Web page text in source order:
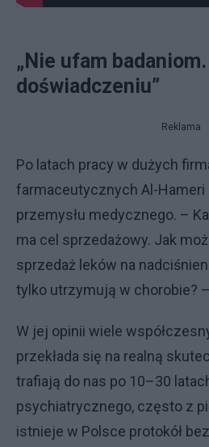
„Nie ufam
doświadczeniu”
Reklama
Po latach pracy w dużych
farmaceutycznych Al-Hameri
przemysłu medycznego. –
ma cel sprzedażowy. Jak
sprzedaż leków na
tylko utrzymują w chorobie?
W jej opinii wiele
przekłada się na realną
trafiają do nas po 10–30
psychiatrycznego, często z
istnieje w Polsce protokół